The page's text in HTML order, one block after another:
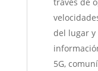
del lugar y
5G,